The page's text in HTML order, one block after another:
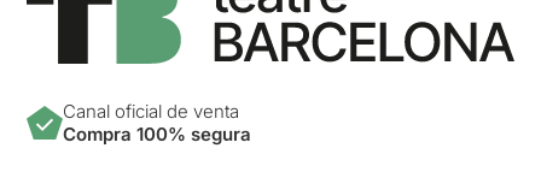
Canal oficial de venta
Compra 100% segura